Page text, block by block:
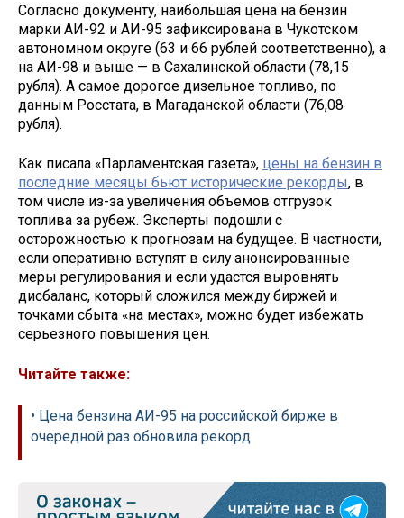
Согласно документу, наибольшая цена на бензин
марки АИ-92 и АИ-95 зафиксирована в Чукотском
автономном округе (63 и 66 рублей соответственно), а
на АИ-98 и выше — в Сахалинской области (78,15
рубля). А самое дорогое дизельное топливо, по
данным Росстата, в Магаданской области (76,08
рубля).
Как писала «Парламентская газета», цены на бензин в
последние месяцы бьют исторические рекорды, в
том числе из-за увеличения объемов отгрузок
топлива за рубеж. Эксперты подошли с
осторожностью к прогнозам на будущее. В частности,
если оперативно вступят в силу анонсированные
меры регулирования и если удастся выровнять
дисбаланс, который сложился между биржей и
точками сбыта «на местах», можно будет избежать
серьезного повышения цен.
Читайте также:
• Цена бензина АИ-95 на российской бирже в
очередной раз обновила рекорд